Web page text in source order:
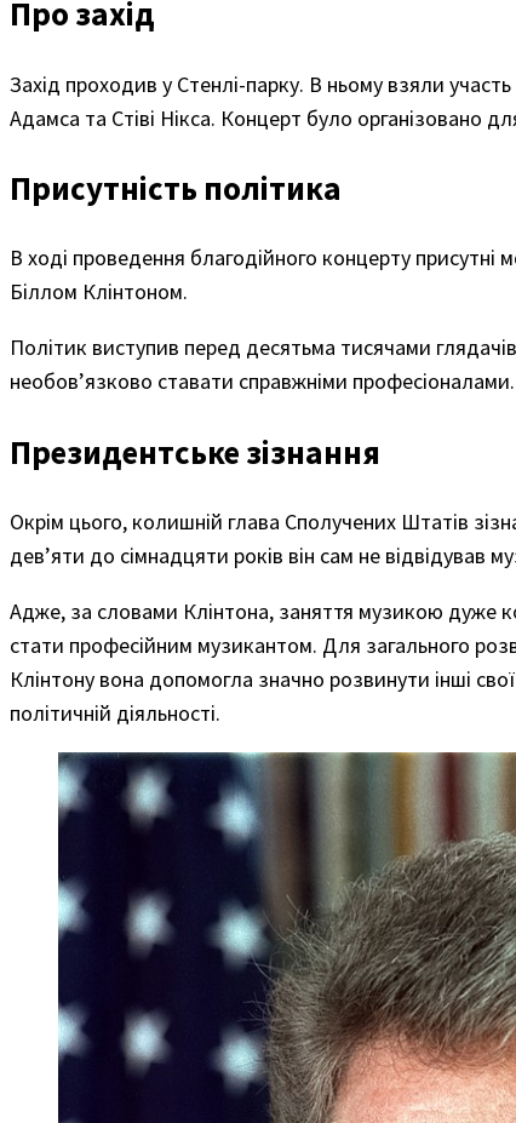
Про захід
Захід проходив у Стенлі-парку. В ньому взяли
Адамса та Стіві Нікса. Концерт було організовано
Присутність політика
В ході проведення благодійного концерту
Біллом Клінтоном.
Політик виступив перед десятьма тисячами
необов’язково ставати справжніми
Президентське зізнання
Окрім цього, колишній глава Сполучених Штатів
дев’яти до сімнадцяти років він сам не відвідував
Адже, за словами Клінтона, заняття музикою дуже
стати професійним музикантом. Для загального
Клінтону вона допомогла значно розвинути інші
політичній діяльності.